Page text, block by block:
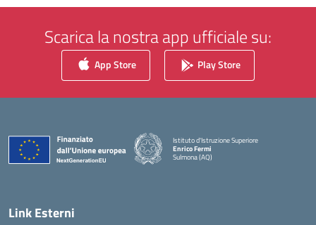
Scarica la nostra app ufficiale su:
App Store Play Store
Istituto d'Istruzione Superiore
Enrico Fermi
Sulmona (AQ)
— Visita la pagina iniziale della scuola
Link Esterni